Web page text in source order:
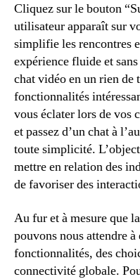
Cliquez sur le bouton
utilisateur apparaît sur
simplifie les rencontres
expérience fluide et
chat vidéo en un rien de
fonctionnalités
vous éclater lors de vos
et passez d’un chat à
toute simplicité.
mettre en relation des
de favoriser des
Au fur et à mesure que
pouvons nous attendre
fonctionnalités, des
connectivité globale.